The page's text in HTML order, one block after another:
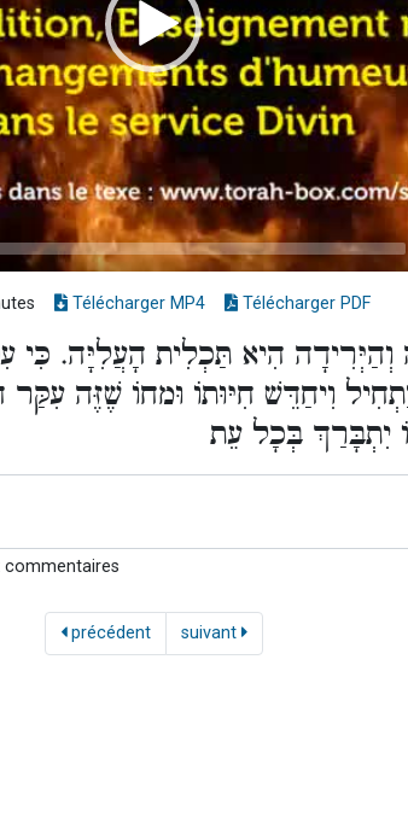
Télécharger MP4 Télécharger PDF
וְהַיְּרִידָה הִיא תַּכְלִית הָעֲלִיָּה. כִּי
וִיחַדֵּשׁ חִיּוּתוֹ וּמחוֹ שֶׁזֶּה
יִתְבָּרַךְ בְּכָל עֵת
commentaires
précédent suivant